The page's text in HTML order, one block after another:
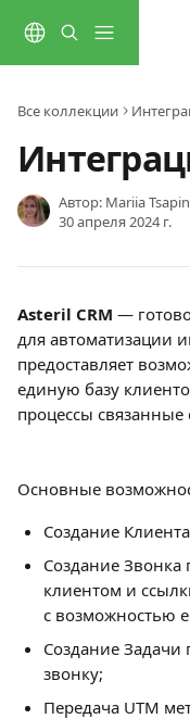
Все коллекции
Автор: Mariia
30 апреля 2024 г.
Asteril CRM —
для автоматизации
предоставляет
единую базу
процессы
Основные
Создание
Создание Звонка
клиентом и
с возможностью
Создание
звонку;
Передача UTM